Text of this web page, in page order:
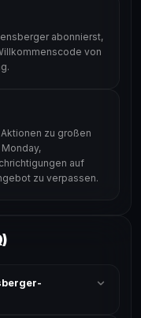
abonnierst,
von
zu großen
auf
zu verpassen.